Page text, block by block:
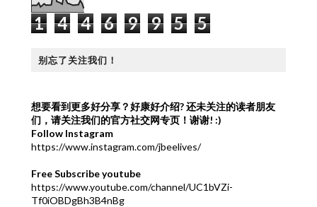
1 4 4 6 9 9 5 5
别忘了关注我们！
想要看到更多好分享？好康好介绍?还未关注的读者朋友
们，请关注我们的官方社交网专页！谢谢! :)
Follow Instagram
https://www.instagram.com/jbeelives/
Free Subscribe youtube
https://www.youtube.com/channel/UC1bVZi-
Tf0iOBDgBh3B4nBg